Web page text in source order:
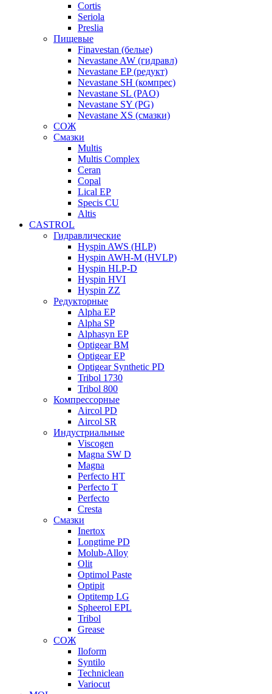
Cortis
Seriola
Preslia
Пищевые
Finavestan (белые)
Nevastane AW (гидравл)
Nevastane EP (редукт)
Nevastane SH (компрес)
Nevastane SL (PAO)
Nevastane SY (PG)
Nevastane XS (смазки)
СОЖ
Смазки
Multis
Multis Complex
Ceran
Copal
Lical EP
Specis CU
Altis
CASTROL
Гидравлические
Hyspin AWS (HLP)
Hyspin AWH-M (HVLP)
Hyspin HLP-D
Hyspin HVI
Hyspin ZZ
Редукторные
Alpha EP
Alpha SP
Alphasyn EP
Optigear BM
Optigear EP
Optigear Synthetic PD
Tribol 1730
Tribol 800
Компрессорные
Aircol PD
Aircol SR
Индустриальные
Viscogen
Magna SW D
Magna
Perfecto HT
Perfecto T
Perfecto
Cresta
Смазки
Inertox
Longtime PD
Molub-Alloy
Olit
Optimol Paste
Optipit
Optitemp LG
Spheerol EPL
Tribol
Grease
СОЖ
Iloform
Syntilo
Techniclean
Variocut